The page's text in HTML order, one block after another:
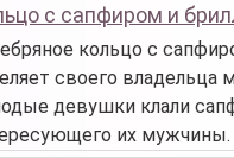
с сапфиром и
кольцо с
своего
девушки клали
их мужчины.